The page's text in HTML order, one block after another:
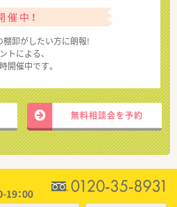
中！
棚卸がしたい方に朗報!
トによる、
開催中です。
無料相談会を予約